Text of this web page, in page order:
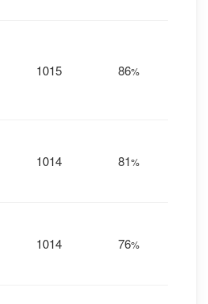
1015 86%
1014 81%
1014 76%